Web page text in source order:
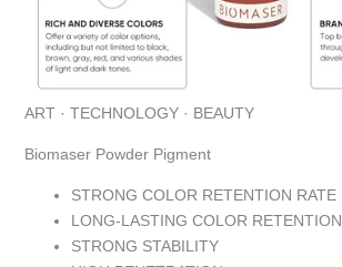
ART · TECHNOLOGY · BEAUTY
Biomaser Powder Pigment
STRONG COLOR RETENTION RATE
LONG-LASTING COLOR RETENTION
STRONG STABILITY